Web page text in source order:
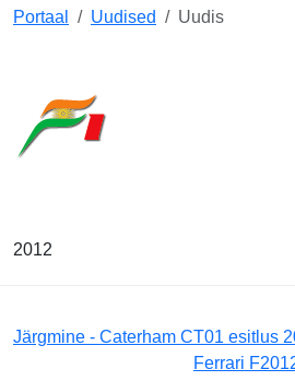
Portaal Uudised Uudis
2012
Järgmine - Caterham CT01 esitlus
Ferrari